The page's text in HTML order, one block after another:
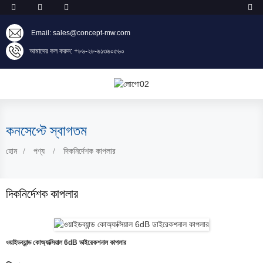
Email: sales@concept-mw.com
আমাদের কল করুন: +৮৬-২৮-৬১৩৬০৫৬০
কনসেপ্টে স্বাগতম
হোম পণ্য দিকনির্দেশক কাপলার
দিকনির্দেশক কাপলার
ওয়াইডব্যান্ড কোঅ্যাক্সিয়াল 6dB ডাইরেকশনাল কাপলার